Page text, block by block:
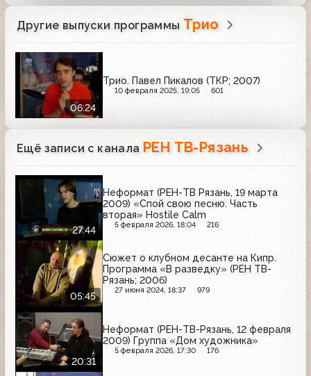
Другие выпуски программы Трио
06:24
Трио. Павел Пикалов (ТКР; 2007)
10 февраля 2025, 19:05 601
Ещё записи с канала РЕН ТВ-Рязань
27:44
Неформат (РЕН-ТВ Рязань, 19 марта
2009) «Спой свою песню. Часть
вторая» Hostile Calm
5 февраля 2026, 18:04 216
05:45
Сюжет о клубном десанте на Кипр.
Программа «В разведку» (РЕН ТВ-
Рязань; 2006)
27 июня 2024, 18:37 979
20:31
Неформат (РЕН-ТВ-Рязань, 12 февраля
2009) Группа «Дом художника»
5 февраля 2026, 17:30 176